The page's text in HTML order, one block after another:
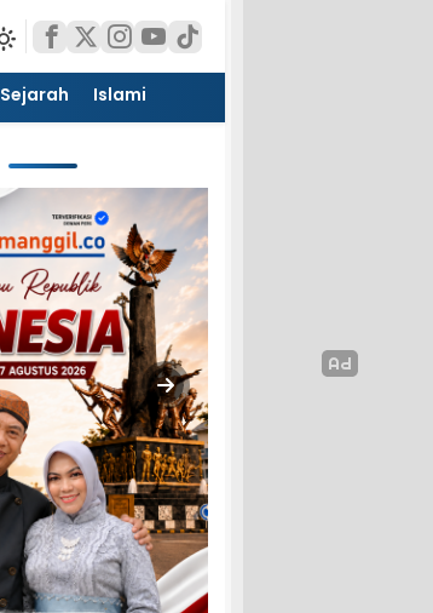
Sejarah Islami